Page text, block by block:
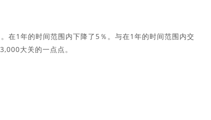
在1年的时间范围内下降了5％。与在1年的时间范围内交
大关的一点点。